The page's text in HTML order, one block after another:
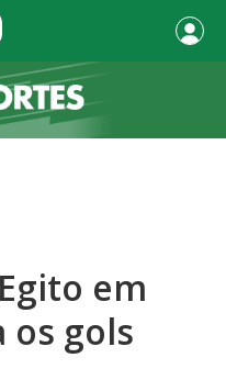
em
os gols